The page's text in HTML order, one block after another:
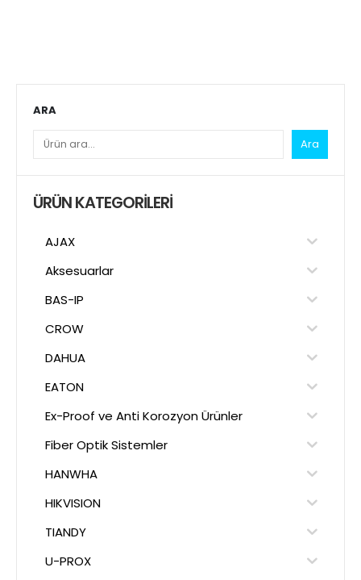
ARA
Ara
ÜRÜN KATEGORILERI
AJAX
Aksesuarlar
BAS-IP
CROW
DAHUA
EATON
Ex-Proof ve Anti Korozyon Ürünler
Fiber Optik Sistemler
HANWHA
HIKVISION
TIANDY
U-PROX